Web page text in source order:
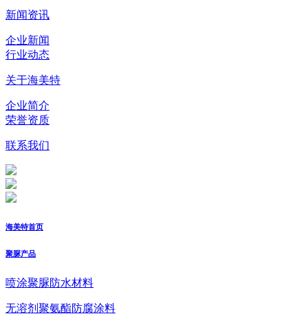
新闻资讯
企业新闻
行业动态
关于海美特
企业简介
荣誉资质
联系我们
海美特首页
聚脲产品
喷涂聚脲防水材料
无溶剂聚氨酯防腐涂料